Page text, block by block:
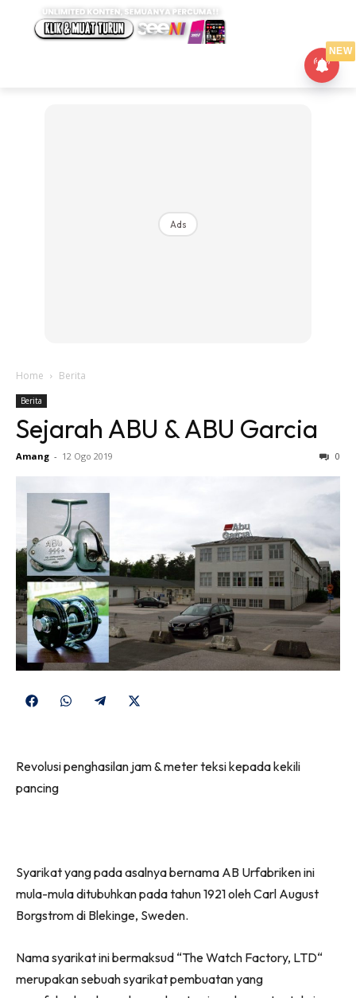
Ads
Home Berita
Berita
Sejarah ABU & ABU Garcia
Amang - 12 Ogo 2019 0
Share
Share
Share
(Twitter)
Revolusi penghasilan jam & meter teksi kepada kekili
pancing
Syarikat yang pada asalnya bernama AB Urfabriken ini
mula-mula ditubuhkan pada tahun 1921 oleh Carl August
Borgstrom di Blekinge, Sweden.
Nama syarikat ini bermaksud “The Watch Factory, LTD“
merupakan sebuah syarikat pembuatan yang
NEW